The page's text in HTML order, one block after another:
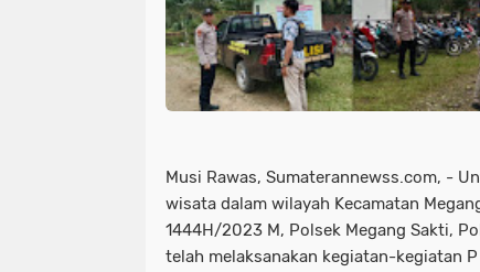
Musi Rawas, Sumaterannewss.com, -
wisata dalam wilayah Kecamatan
1444H/2023 M, Polsek Megang Sakti,
telah melaksanakan kegiatan-kegiatan P